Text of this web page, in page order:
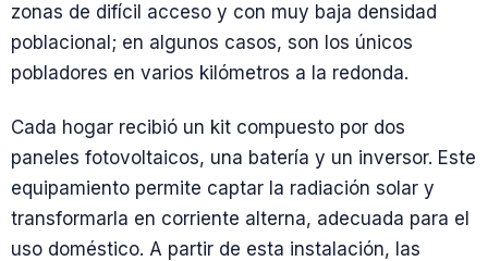
zonas de difícil acceso y con muy baja densidad
poblacional; en algunos casos, son los únicos
pobladores en varios kilómetros a la redonda.
Cada hogar recibió un kit compuesto por dos
paneles fotovoltaicos, una batería y un inversor. Este
equipamiento permite captar la radiación solar y
transformarla en corriente alterna, adecuada para el
uso doméstico. A partir de esta instalación, las